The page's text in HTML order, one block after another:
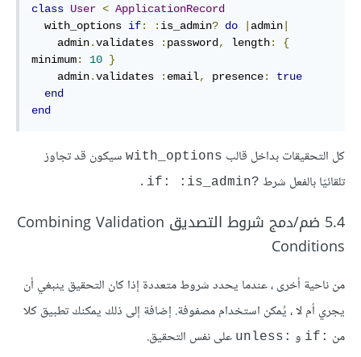
class User < ApplicationRecord
  with_options
if: : is_admin? do admin
    admin
.validates : password, length:
{
minimum: 10 }
    admin
.validates : email, presence:
true
end
end
كل التحقيقات بداخل قالب with_options سيكون قد تجاوز
تلقائيّا بالفعل شرط ?if: :is_admin
.
5.4 ضم/دمج شروط التصديق Combining Validation
Conditions
من ناحية أخرى ، عندما يحدد شروط متعددة إذا كان التحقيق ينبغي أن
يجري أم لا ، يُمكن استخدام مصفوفة. إضافة إلى ذلك يمكنك تطبيق كلا
من :if و :unless على نفس التحقيق.